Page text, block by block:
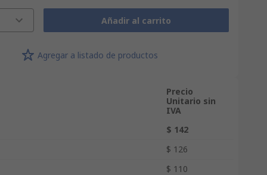
Añadir al carrito
Agregar a listado de productos
Precio
Unitario sin
IVA
$ 142
$ 126
$ 110